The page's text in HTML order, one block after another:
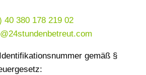
40 380 178 219 02
gemäß §